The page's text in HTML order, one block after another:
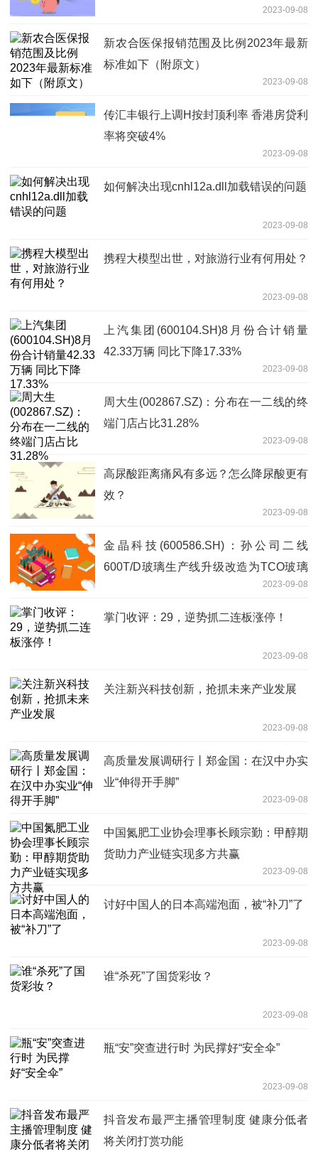
2023-09-08
新农合医保报销范围及比例2023年最新
标准如下（附原文）
2023-09-08
传汇丰银行上调H按封顶利率 香港房贷利
率将突破4%
2023-09-08
如何解决出现cnhl12a.dll加载错误的问题
2023-09-08
携程大模型出世，对旅游行业有何用处？
2023-09-08
上汽集团(600104.SH)8月份合计销量
42.33万辆 同比下降17.33%
2023-09-08
周大生(002867.SZ)：分布在一二线的终
端门店占比31.28%
2023-09-08
高尿酸距离痛风有多远？怎么降尿酸更有
效？
2023-09-08
金晶科技(600586.SH)：孙公司二线
600T/D玻璃生产线升级改造为TCO玻璃
2023-09-08
掌门收评：29，逆势抓二连板涨停！
2023-09-08
关注新兴科技创新，抢抓未来产业发展
2023-09-08
高质量发展调研行丨郑金国：在汉中办实
业“伸得开手脚”
2023-09-08
中国氮肥工业协会理事长顾宗勤：甲醇期
货助力产业链实现多方共赢
2023-09-08
讨好中国人的日本高端泡面，被“补刀”了
2023-09-08
谁“杀死”了国货彩妆？
2023-09-08
瓶“安”突查进行时 为民撑好“安全伞”
2023-09-08
抖音发布最严主播管理制度 健康分低者
将关闭打赏功能